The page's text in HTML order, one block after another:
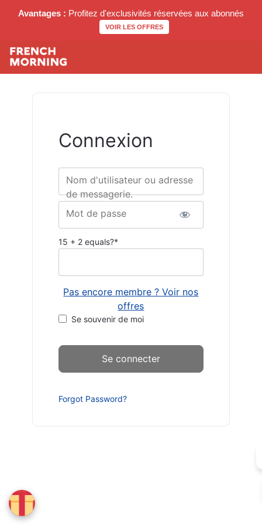
Avantages : Profitez d'exclusivités réservées aux abonnés
VOIR LES OFFRES
Connexion
Nom d'utilisateur ou adresse
de messagerie.
Mot de passe
15 + 2 equals?*
Pas encore membre ? Voir nos
offres
Se souvenir de moi
Forgot Password?